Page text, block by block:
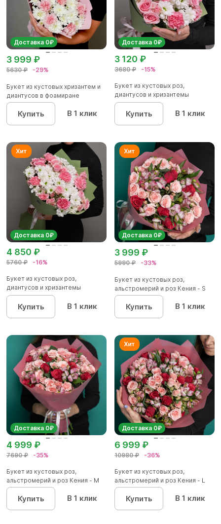
Доставка 0₽
5630 ₽ -29%
3 999 ₽
Букет из кустовых хризантем и
диантусов в фоамиране
Купить В 1 клик
Доставка 0₽
3680 ₽ -15%
3 120 ₽
Букет из кустовых роз,
диантусов и хризантемы
кустовой...
Купить В 1 клик
Доставка 0₽
5760 ₽ -16%
4 850 ₽
Букет из кустовых роз,
диантусов и хризантемы
кустовой...
Купить В 1 клик
Доставка 0₽
5990 ₽ -33%
3 999 ₽
Букет из кустовых роз,
альстромерий и роз Кения - S
Купить В 1 клик
Доставка 0₽
7690 ₽ -35%
4 999 ₽
Букет из кустовых роз,
альстромерий и роз Кения - M
Купить В 1 клик
Доставка 0₽
10980 ₽ -36%
6 999 ₽
Букет из кустовых роз,
альстромерий и роз Кения - L
Купить В 1 клик